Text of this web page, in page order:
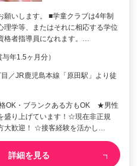
願いします。 ■学童クラブは4年制
理学等、またはそれに相応する学位
格者指導員になれます。…
年1.5ヶ月分）
／JR鹿児島本線「原田駅」より徒
OK・ブランクある方もOK ★男性
盛り上げています！☆現在非正規
大歓迎！ ☆接客経験を活かし…
詳細を見る